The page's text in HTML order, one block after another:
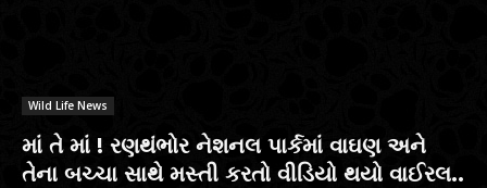
Wild Life News
માં તે માં ! રણથંભોર નેશનલ પાર્કમાં વાઘણ અને
તેના બચ્ચા સાથે મસ્તી કરતો વીડિયો થયો વાઈરલ..